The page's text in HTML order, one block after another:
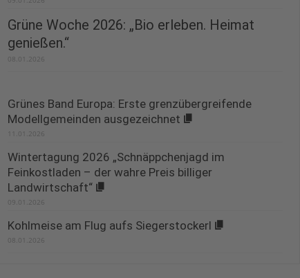
Grüne Woche 2026: „Bio erleben. Heimat
genießen.“
08.01.2026
Grünes Band Europa: Erste grenzübergreifende
Modellgemeinden ausgezeichnet
11.01.2026
Wintertagung 2026 „Schnäppchenjagd im
Feinkostladen – der wahre Preis billiger
Landwirtschaft“
09.01.2026
Kohlmeise am Flug aufs Siegerstockerl
08.01.2026